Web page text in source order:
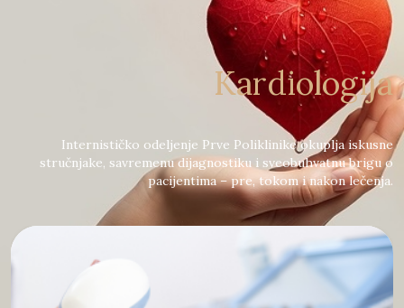
Kardiologija
Internističko odeljenje Prve Poliklinike okuplja iskusne
stručnjake, savremenu dijagnostiku i sveobuhvatnu brigu o
pacijentima – pre, tokom i nakon lečenja.